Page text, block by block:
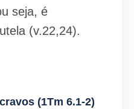
seja, é
(v.22,24).
(1Tm 6.1-2)